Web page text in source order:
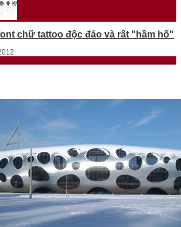
chữ tattoo độc đáo và rất "hầm hố"